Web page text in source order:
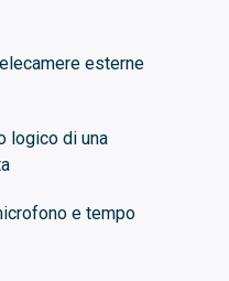
esterne
logico di una
e tempo